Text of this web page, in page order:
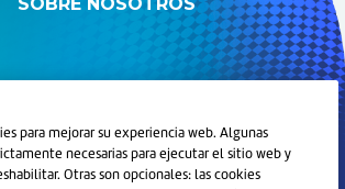
Compañías de Haleon. Todos los derechos
para mejorar su experiencia web. Algunas
necesarias para ejecutar el sitio web y
Otras son opcionales: las cookies